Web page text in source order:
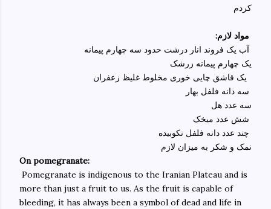
کردم
:مواد لازم
یک چهارم پیمانه زرشک
سه عدد هل
نمک و شکر به میزان لازم
On pomegranate:
Pomegranate is indigenous to the Iranian Plateau and is
more than just a fruit to us. As the fruit is capable of
bleeding, it has always been a symbol of dead and life in